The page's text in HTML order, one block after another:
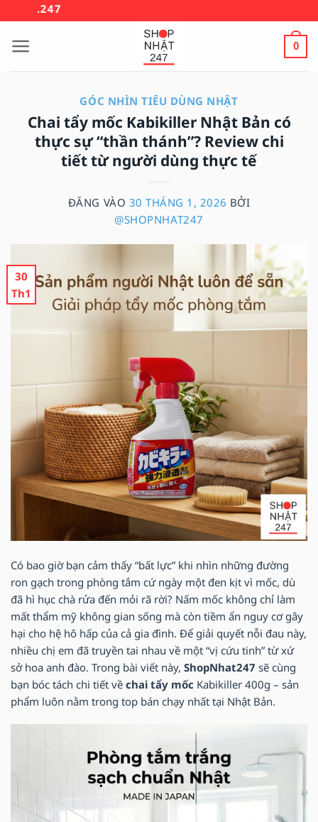
qua
nội
0
GÓC NHÌN TIÊU DÙNG NHẬT
Chai tẩy mốc Kabikiller Nhật Bản có
thực sự “thần thánh”? Review chi
tiết từ người dùng thực tế
ĐĂNG VÀO 30 THÁNG 1, 2026 BỞI
@SHOPNHAT247
30
Th1
Có bao giờ bạn cảm thấy “bất lực” khi nhìn những đường
ron gạch trong phòng tắm cứ ngày một đen kịt vì mốc, dù
đã hì hục chà rửa đến mỏi rã rời? Nấm mốc không chỉ làm
mất thẩm mỹ không gian sống mà còn tiềm ẩn nguy cơ gây
hại cho hệ hô hấp của cả gia đình. Để giải quyết nỗi đau này,
nhiều chị em đã truyền tai nhau về một “vị cứu tinh” từ xứ
sở hoa anh đào. Trong bài viết này, ShopNhat247 sẽ cùng
bạn bóc tách chi tiết về chai tẩy mốc Kabikiller 400g – sản
phẩm luôn nằm trong top bán chạy nhất tại Nhật Bản.